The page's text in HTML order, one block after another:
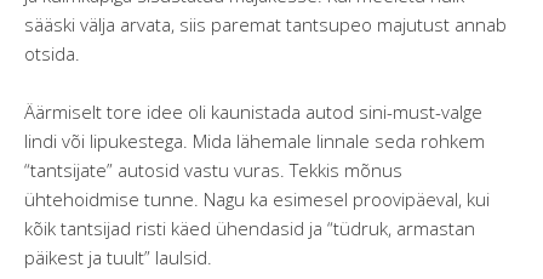
sääski välja arvata, siis paremat tantsupeo majutust annab
otsida.
Äärmiselt tore idee oli kaunistada autod sini-must-valge
lindi või lipukestega. Mida lähemale linnale seda rohkem
“tantsijate” autosid vastu vuras. Tekkis mõnus
ühtehoidmise tunne. Nagu ka esimesel proovipäeval, kui
kõik tantsijad risti käed ühendasid ja “tüdruk, armastan
päikest ja tuult” laulsid.